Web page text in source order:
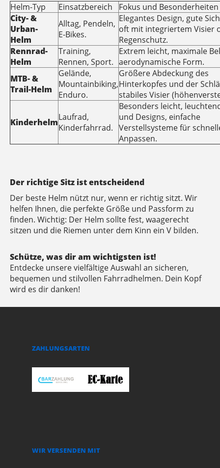
Helm-Typ Einsatzbereich
Fokus und Besonderheiten
City- &
Urban-
Helm
Alltag, Pendeln,
E-Bikes.
Elegantes Design, gute
oft mit integriertem Visier
Regenschutz.
Rennrad-
Helm
Training,
Rennen, Sport.
Extrem leicht, maximale
aerodynamische Form.
MTB- &
Trail-Helm
Gelände,
Mountainbiking,
Enduro.
Größere Abdeckung des
Hinterkopfes und der
stabiles Visier
KinderhelmLaufrad,
Kinderfahrrad.
Besonders leicht,
und Designs, einfache
Verstellsysteme für
Anpassen.
Der richtige Sitz ist entscheidend
Der beste Helm nützt nur, wenn er richtig sitzt. Wir
helfen Ihnen, die perfekte Größe und Passform zu
finden. Wichtig: Der Helm sollte fest, waagerecht
sitzen und die Riemen unter dem Kinn ein V bilden.
Schütze, was dir am wichtigsten ist!
Entdecke unsere vielfältige Auswahl an sicheren,
bequemen und stilvollen Fahrradhelmen. Dein Kopf
wird es dir danken!
ZAHLUNGSARTEN
WIR VERSENDEN MIT